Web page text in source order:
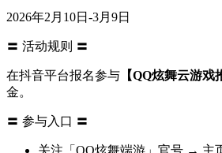
2026年2月10日-3月9日
〓 活动规则 〓
在抖音平台报名参与 【QQ炫舞云游戏
金。
〓 参与入口 〓
关注「QQ炫舞端游」官号 → 主